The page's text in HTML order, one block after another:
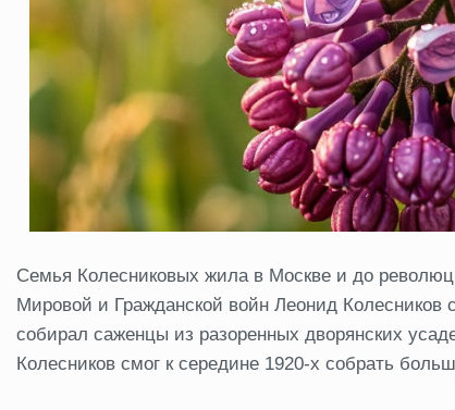
Семья Колесниковых жила в Москве и до
Мировой и Гражданской войн Леонид
собирал саженцы из разоренных дворянских
Колесников смог к середине 1920-х собрать